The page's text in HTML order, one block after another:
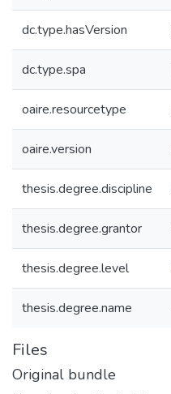
dc.type.hasVersion
dc.type.spa
oaire.resourcetype
oaire.version
thesis.degree.discipline
thesis.degree.grantor
thesis.degree.level
thesis.degree.name
Files
Original bundle